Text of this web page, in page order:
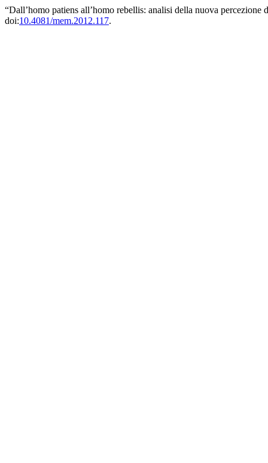
“Dall’homo patiens all’homo rebellis: analisi della nuova
doi:10.4081/mem.2012.117.